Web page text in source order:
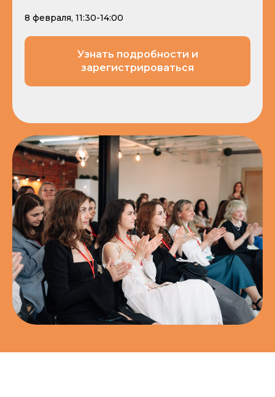
8 февраля, 11:30-14:00
Узнать подробности и
зарегистрироваться